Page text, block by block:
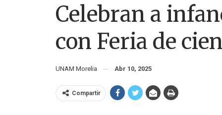
Celebran a
con Feria de
UNAM Morelia Abr 10, 2025
Compartir